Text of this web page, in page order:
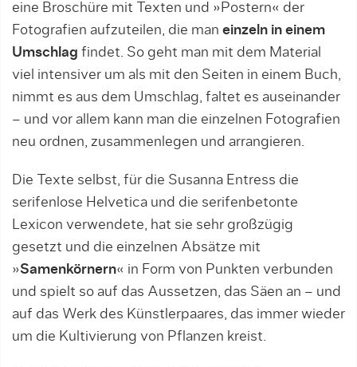
eine Broschüre mit Texten und »Postern« der
Fotografien aufzuteilen, die man einzeln in einem
Umschlag findet. So geht man mit dem Material
viel intensiver um als mit den Seiten in einem Buch,
nimmt es aus dem Umschlag, faltet es auseinander
– und vor allem kann man die einzelnen Fotografien
neu ordnen, zusammenlegen und arrangieren.
Die Texte selbst, für die Susanna Entress die
serifenlose Helvetica und die serifenbetonte
Lexicon verwendete, hat sie sehr großzügig
gesetzt und die einzelnen Absätze mit
»Samenkörnern« in Form von Punkten verbunden
und spielt so auf das Aussetzen, das Säen an – und
auf das Werk des Künstlerpaares, das immer wieder
um die Kultivierung von Pflanzen kreist.